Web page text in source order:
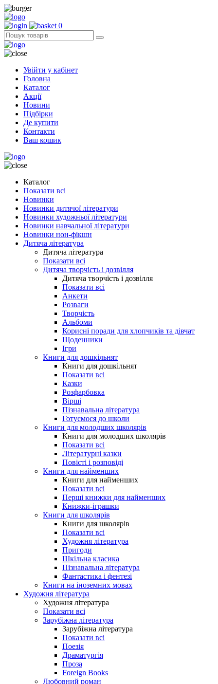
0
Увійти у кабінет
Головна
Каталог
Акції
Новини
Підбірки
Де купити
Контакти
Ваш кошик
Каталог
Показати всі
Новинки
Новинки дитячої літератури
Новинки художньої літератури
Новинки навчальної літератури
Новинки нон-фікшн
Дитяча література
Дитяча література
Показати всі
Дитяча творчість і дозвілля
Дитяча творчість і дозвілля
Показати всі
Анкети
Розваги
Творчість
Альбоми
Корисні поради для хлопчиків та дівчат
Щоденники
Ігри
Книги для дошкільнят
Книги для дошкільнят
Показати всі
Казки
Розфарбовка
Вірші
Пізнавальна література
Готуємося до школи
Книги для молодших школярів
Книги для молодших школярів
Показати всі
Літературні казки
Повісті і розповіді
Книги для найменших
Книги для найменших
Показати всі
Перші книжки для найменших
Книжки-іграшки
Книги для школярів
Книги для школярів
Показати всі
Художня література
Пригоди
Шкільна класика
Пізнавальна література
Фантастика і фентезі
Книги на іноземних мовах
Художня література
Художня література
Показати всі
Зарубіжна література
Зарубіжна література
Показати всі
Поезія
Драматургія
Проза
Foreign Books
Любовний роман